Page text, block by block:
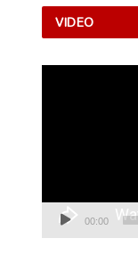
VIDEO
00:00